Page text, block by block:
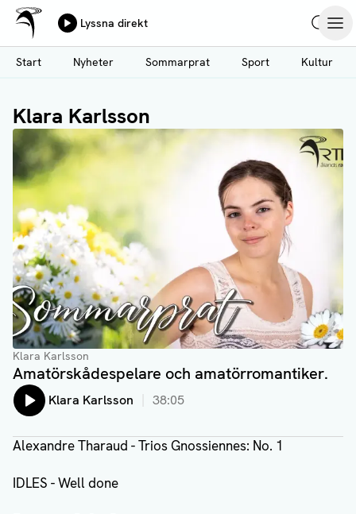
Hoppa
till
huvudinnehåll
Ålands Radio & TV
Lyssna direkt
Start
Nyheter Sommarprat Sport Kultur
Klara Karlsson
Klara Karlsson
Amatörskådespelare och amatörromantiker.
Lyssna på:
Klara Karlsson 38:05
Alexandre Tharaud - Trios Gnossiennes: No. 1
IDLES - Well done